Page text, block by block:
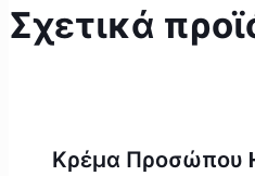
Σχετικά
Κρέμα Προσώπου